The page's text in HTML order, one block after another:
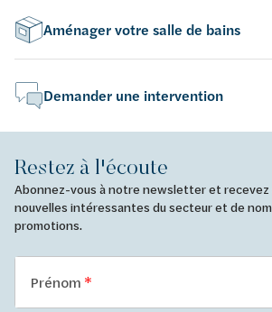
Aménager votre salle de bains
Demander une intervention
Restez à l'écoute
Abonnez-vous à notre newsletter et recevez
nouvelles intéressantes du secteur et de
promotions.
Prénom